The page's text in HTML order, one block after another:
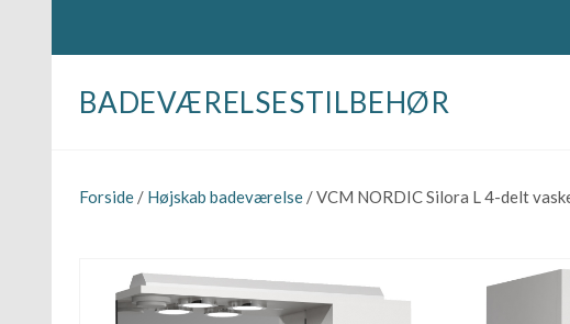
BADEVÆRELSESTILBEHØR
Forside / Højskab badeværelse / VCM NORDIC Silora L 4-delt